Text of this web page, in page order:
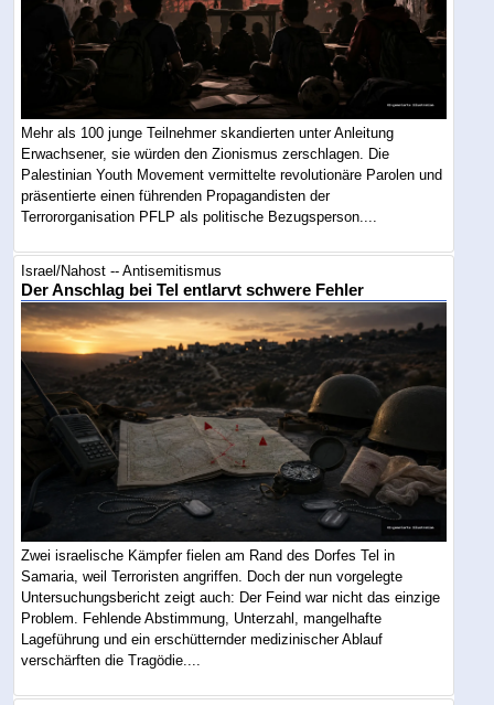
Mehr als 100 junge Teilnehmer skandierten unter Anleitung
Erwachsener, sie würden den Zionismus zerschlagen. Die
Palestinian Youth Movement vermittelte revolutionäre Parolen und
präsentierte einen führenden Propagandisten der
Terrororganisation PFLP als politische Bezugsperson....
Israel/Nahost -- Antisemitismus
Der Anschlag bei Tel entlarvt schwere Fehler
Zwei israelische Kämpfer fielen am Rand des Dorfes Tel in
Samaria, weil Terroristen angriffen. Doch der nun vorgelegte
Untersuchungsbericht zeigt auch: Der Feind war nicht das einzige
Problem. Fehlende Abstimmung, Unterzahl, mangelhafte
Lageführung und ein erschütternder medizinischer Ablauf
verschärften die Tragödie....